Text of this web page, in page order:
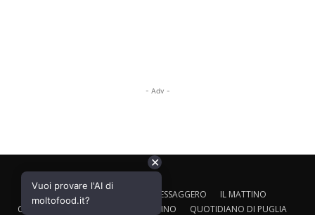
- Adv -
CALTAGIRONE EDITORE IL MESSAGGERO
IL MATTINO
CORRIERE ADRIATICO
IL GAZZETTINO QUOTIDIANO DI PUGLIA
✕
Vuoi provare l'AI di
moltofood.it?